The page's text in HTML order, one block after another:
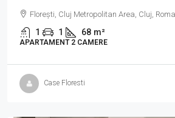
Florești, Cluj Metropolitan Area, Cluj,
1 1 68 m²
APARTAMENT 2 CAMERE
Case Floresti